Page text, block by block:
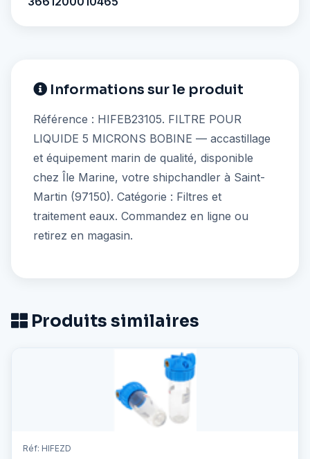
Informations sur le produit
Référence : HIFEB23105. FILTRE POUR
LIQUIDE 5 MICRONS BOBINE — accastillage
et équipement marin de qualité, disponible
chez Île Marine, votre shipchandler à Saint-
Martin (97150). Catégorie : Filtres et
traitement eaux. Commandez en ligne ou
retirez en magasin.
Produits similaires
Réf: HIFEZD